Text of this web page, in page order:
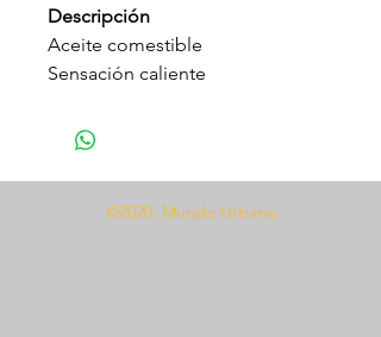
Descripción
Aceite comestible
Sensación caliente
Variedad de sabores
Compatible con preservativos
©2020 Mundo Urbano